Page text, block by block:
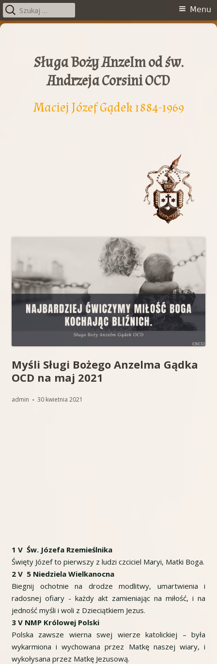
Przeskocz
Sługa Boży Anzelm od św.
Andrzeja Corsini OCD
Maciej Józef Gądek 1884-1969
Menu
główne
Menu
Szukaj:
Myśli Sługi Bożego Anzelma Gądka
OCD na maj 2021
Autor
admin Opublikowano
30 kwietnia 2021
1 V Św. Józefa Rzemieślnika
Święty Józef to pierwszy z ludzi czciciel Maryi, Matki Boga.
2 V 5 Niedziela Wielkanocna
Biegnij ochotnie na drodze modlitwy, umartwienia i
radosnej ofiary - każdy akt zamieniając na miłość, i na
jedność myśli i woli z Dzieciątkiem Jezus.
3 V NMP Królowej Polski
Polska zawsze wierna swej wierze katolickiej – była
wykarmiona i wychowana przez Matkę naszej wiary, i
wykołysana przez Matkę Jezusową.